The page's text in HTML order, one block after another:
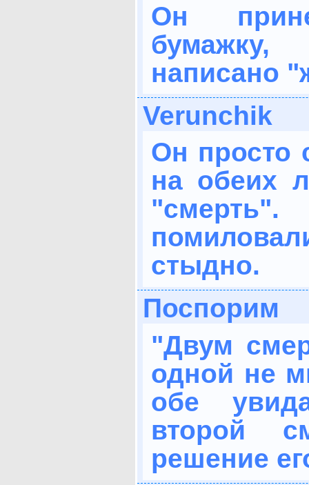
Он
написано
Verunchik
Он просто
на обеих
стыдно.
Поспорим
"Двум
одной не
обе
второй
решение